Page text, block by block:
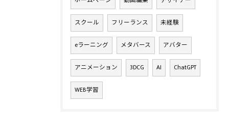
スクール フリーランス 未経験
eラーニング メタバース アバター
アニメーション 3DCG AI ChatGPT
WEB学習